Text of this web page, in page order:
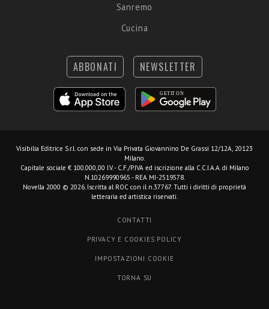
Sanremo
Cucina
ABBONATI NEWSLETTER
Visibilia Editrice S.r.l. con sede in Via Privata Giovannino De Grassi 12/12A, 20123
Milano.
Capitale sociale € 100.000,00 I.V. - C.F./P.IVA ed iscrizione alla C.C.I.A.A. di Milano
N.10269990965 - REA MI-2519578.
Novella 2000 © 2026. Iscritta al ROC con il n.37767. Tutti i diritti di proprietà
letteraria ed artistica riservati.
CONTATTI
PRIVACY E COOKIES POLICY
IMPOSTAZIONI COOKIE
TORNA SU